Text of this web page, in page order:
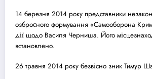
14 березня 2014 року представники
озброєного формування «Самооборона
дії щодо Василя Черниша. Його
встановлено.
26 травня 2014 року безвісно зник Тимур